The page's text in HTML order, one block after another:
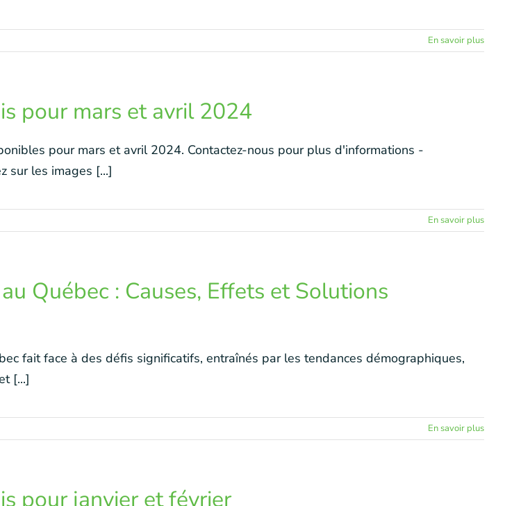
En savoir plus
pour mars et avril 2024
pour mars et avril 2024. Contactez-nous pour plus d'informations -
sur les images [...]
En savoir plus
Québec : Causes, Effets et Solutions
fait face à des défis significatifs, entraînés par les tendances démographiques,
[...]
En savoir plus
pour janvier et février